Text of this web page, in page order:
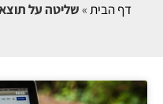
דף הבית»שליטה על